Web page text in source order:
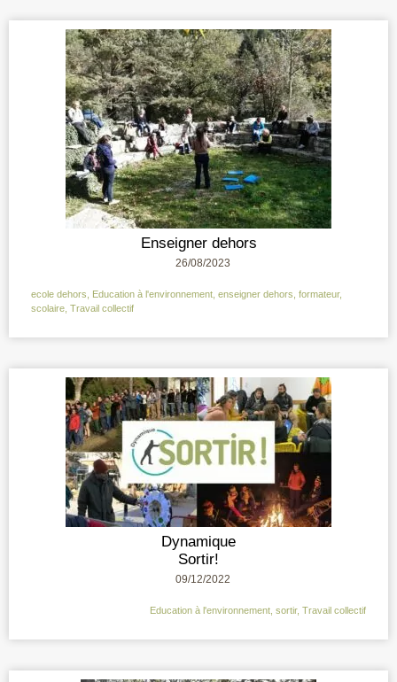
Enseigner dehors
26/08/2023
ecole dehors Education à l'environnement enseigner dehors formateur,
scolaire Travail collectif
Dynamique
Sortir!
09/12/2022
Education à l'environnement sortir, Travail collectif